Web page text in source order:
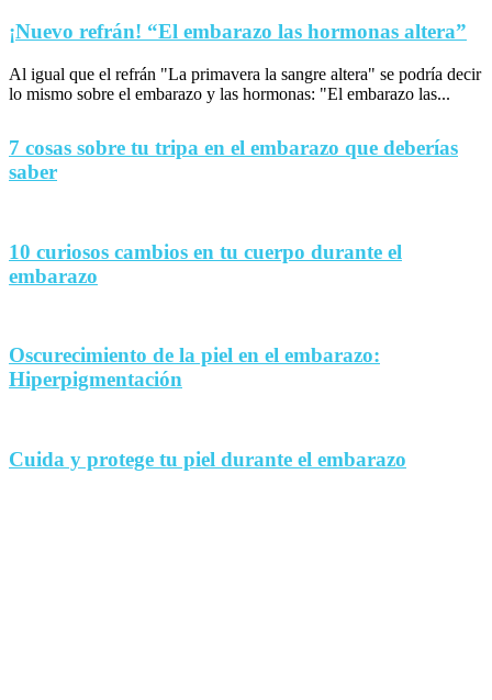
¡Nuevo refrán! “El embarazo las hormonas altera”
Al igual que el refrán "La primavera la sangre altera" se podría decir
lo mismo sobre el embarazo y las hormonas: "El embarazo las...
7 cosas sobre tu tripa en el embarazo que deberías
saber
10 curiosos cambios en tu cuerpo durante el
embarazo
Oscurecimiento de la piel en el embarazo:
Hiperpigmentación
Cuida y protege tu piel durante el embarazo